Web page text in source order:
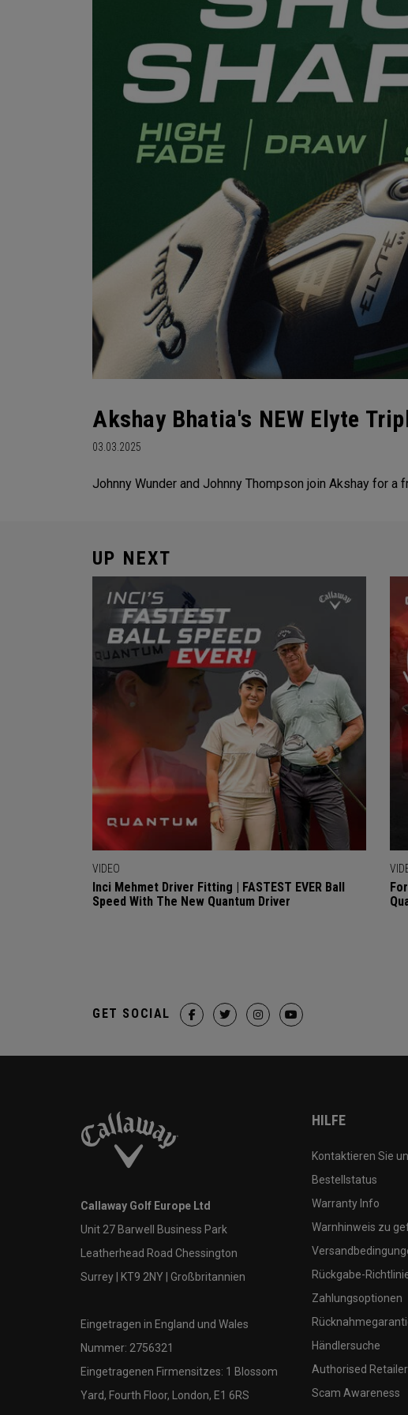
Akshay Bhatia's NEW Elyte
03.03.2025
Johnny Wunder and Johnny Thompson join Akshay for
UP NEXT
VIDEO
Inci Mehmet Driver Fitting | FASTEST EVER Ball
Speed With The New Quantum Driver
GET SOCIAL
Callaway Golf Europe Ltd
Unit 27 Barwell Business Park
Leatherhead Road Chessington
Surrey | KT9 2NY | Großbritannien
Eingetragen in England und Wales
Nummer: 2756321
Eingetragenen Firmensitzes: 1 Blossom
Yard, Fourth Floor, London, E1 6RS
HILFE
Kontaktieren Sie
Bestellstatus
Warranty Info
Warnhinweis zu
Rückgabe-
Zahlungsoptionen
Händlersuche
Authorised
Scam Awareness